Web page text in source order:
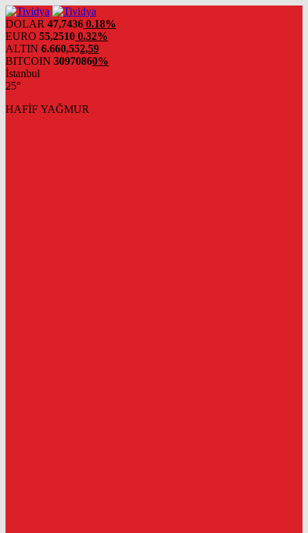
evden
eve
nakliyat
DOLAR 47,7436 0.18%
EURO 55,2510 0.32%
ALTIN 6.660,552,59
BITCOIN 30970860%
İstanbul
25°
HAFİF YAĞMUR